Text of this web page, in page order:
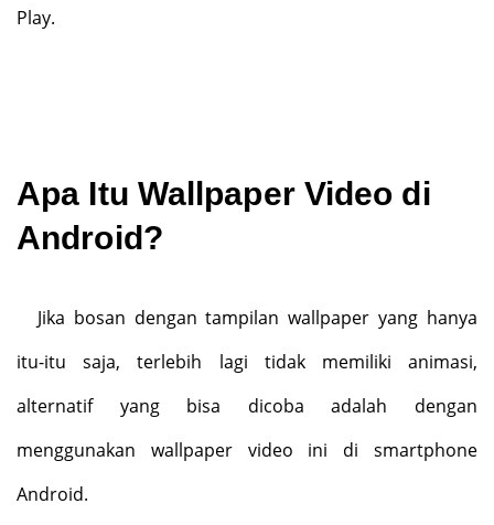
Play.
Apa Itu Wallpaper Video di
Android?
Jika bosan dengan tampilan wallpaper yang hanya
itu-itu saja, terlebih lagi tidak memiliki animasi,
alternatif yang bisa dicoba adalah dengan
menggunakan wallpaper video ini di smartphone
Android.